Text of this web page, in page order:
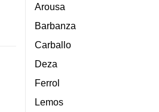
Arousa
Barbanza
Carballo
Deza
Ferrol
Lemos